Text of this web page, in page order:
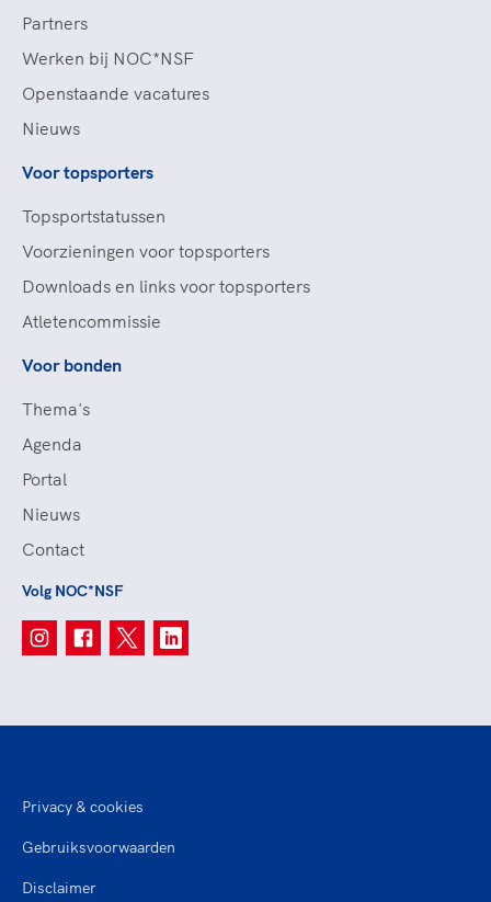
Partners
Werken bij NOC*NSF
Openstaande vacatures
Nieuws
Voor topsporters
Topsportstatussen
Voorzieningen voor topsporters
Downloads en links voor topsporters
Atletencommissie
Voor bonden
Thema's
Agenda
Portal
Nieuws
Contact
Volg NOC*NSF
Privacy & cookies
Gebruiksvoorwaarden
Disclaimer